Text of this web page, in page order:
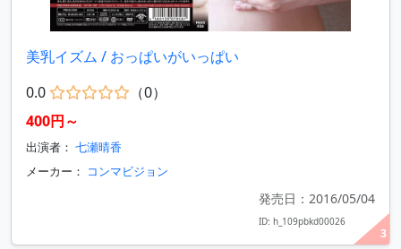
3
美乳イズム / おっぱいがいっぱい
0.0
（0）
400円～
出演者： 七瀬晴香
メーカー： コンマビジョン
発売日：2016/05/04
ID: h_109pbkd00026